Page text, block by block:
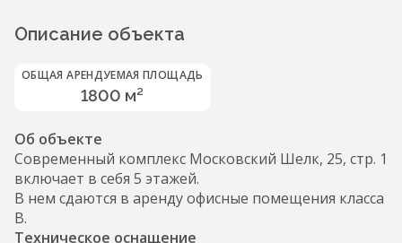
Описание объекта
ОБЩАЯ АРЕНДУЕМАЯ ПЛОЩАДЬ
1800 м²
Об объекте
Современный комплекс Московский Шелк, 25, стр. 1
включает в себя 5 этажей.
В нем сдаются в аренду офисные помещения класса
B.
Техническое оснащение